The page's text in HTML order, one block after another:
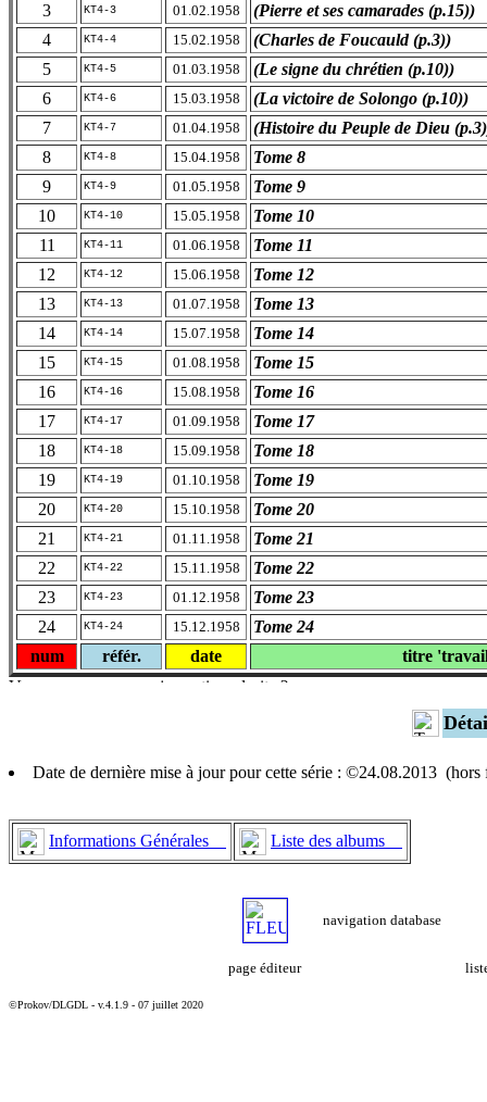
3
KT4-3 01.02.1958
(Pierre et ses camarades (p.15))
4
KT4-4 15.02.1958
(Charles de Foucauld (p.3))
5
KT4-5 01.03.1958
(Le signe du chrétien (p.10))
6
KT4-6 15.03.1958
(La victoire de Solongo (p.10))
7
KT4-7 01.04.1958
(Histoire du Peuple de Dieu
8
KT4-8 15.04.1958
Tome 8
9
KT4-9 01.05.1958
Tome 9
10
KT4-10 15.05.1958
Tome 10
11
KT4-11 01.06.1958
Tome 11
12
KT4-12 15.06.1958
Tome 12
13
KT4-13 01.07.1958
Tome 13
14
KT4-14 15.07.1958
Tome 14
15
KT4-15 01.08.1958
Tome 15
16
KT4-16 15.08.1958
Tome 16
17
KT4-17 01.09.1958
Tome 17
18
KT4-18 15.09.1958
Tome 18
19
KT4-19 01.10.1958
Tome 19
20
KT4-20 15.10.1958
Tome 20
21
KT4-21 01.11.1958
Tome 21
22
KT4-22 15.11.1958
Tome 22
23
KT4-23 01.12.1958
Tome 23
24
KT4-24 15.12.1958
Tome 24
num
référ. date titre
Date de dernière mise à jour pour cette série : ©24.08.2013 (hors
Informations Générales Liste des albums
navigation database
page éditeur
©Prokov/DLGDL - v.4.1.9 - 07 juillet 2020